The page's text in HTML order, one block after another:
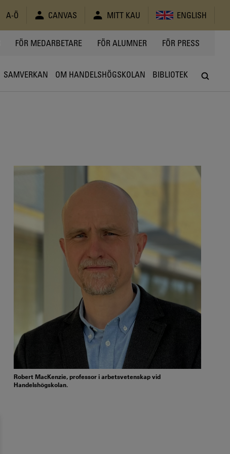
A-Ö CANVAS MITT KAU ENGLISH
FÖR MEDARBETARE FÖR ALUMNER FÖR PRESS
SAMVERKAN OM HANDELSHÖGSKOLAN BIBLIOTEK
Robert MacKenzie, professor i arbetsvetenskap vid
Handelshögskolan.